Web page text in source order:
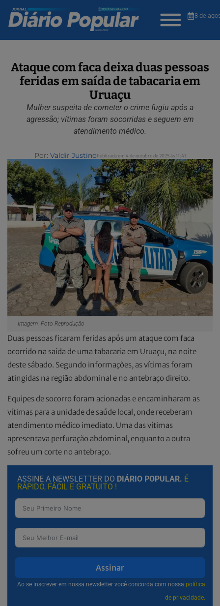
8 de
Ataque com faca deixa duas pessoas
feridas em saída de tabacaria em
Uruaçu
Mulher suspeita de cometer o crime fugiu após a
agressão; vítimas foram socorridas e seguem em
atendimento médico.
Por: Valdir JustinoPublicada em 4 de outubro de 2025 às 11:41
Imagem: Foto Reprodução
Duas pessoas ficaram feridas após um ataque com faca
ocorrido na saída de uma tabacaria em Uruaçu, na noite
deste sábado. Segundo informações, as vítimas foram
atingidas na região abdominal e no antebraço direito.
Equipes de socorro foram acionadas e encaminharam as
vítimas para a unidade de saúde local, onde receberam
atendimento médico imediato. Uma das vítimas
apresentava perfuração abdominal, enquanto a outra
sofreu um corte no antebraço.
ASSINE A NEWSLETTER DO DIÁRIO POPULAR. É
RÁPIDO, FÁCIL E GRATUITO !
Assinar
Ao se inscrever em nossa newsletter você concorda com nossa política
de privacidade.